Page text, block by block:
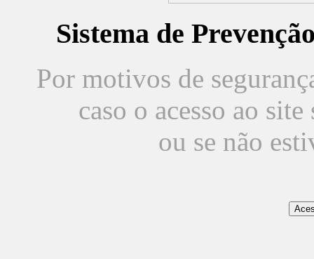
Sistema de
Por motivos de
caso o acesso ao
ou se não